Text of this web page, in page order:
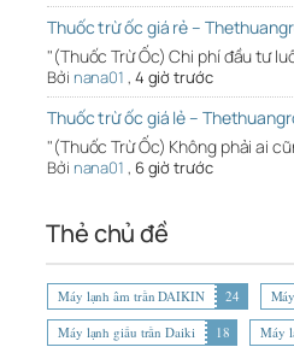
Thuốc trừ ốc giá rẻ –
"(Thuốc Trừ Ốc) Chi phí đầu tư
Bởi nana01 , 4 giờ trước
Thuốc trừ ốc giá lẻ –
"(Thuốc Trừ Ốc) Không phải ai
Bởi nana01 , 6 giờ trước
Thẻ chủ đề
Máy lạnh âm trần DAIKIN 24
Máy lạnh giấu trần Daiki
18 Máy